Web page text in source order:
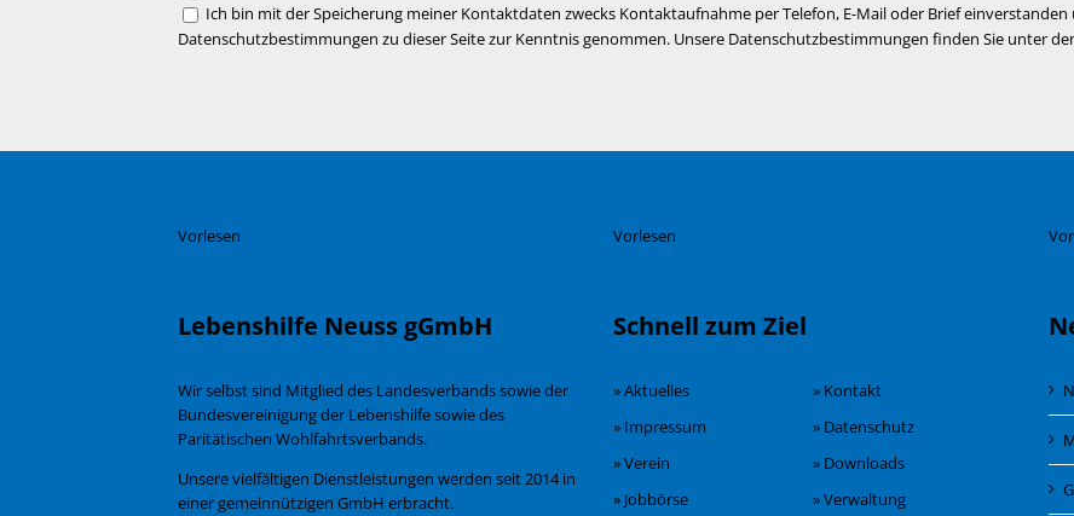
Ich bin mit der Speicherung meiner Kontaktdaten zwecks Kontaktaufnahme per Telefon, E-Mail oder Brief
Datenschutzbestimmungen zu dieser Seite zur Kenntnis genommen. Unsere Datenschutzbestimmungen finden Sie unter
Vorlesen
Lebenshilfe Neuss gGmbH
Wir selbst sind Mitglied des Landesverbands sowie der
Bundesvereinigung der Lebenshilfe sowie des
Paritätischen Wohlfahrtsverbands.
Unsere vielfältigen Dienstleistungen werden seit 2014 in
einer gemeinnützigen GmbH erbracht.
Vorlesen
Schnell zum Ziel
» Aktuelles
» Kontakt
» Impressum
» Datenschutz
» Verein
» Downloads
» Jobbörse
» Verwaltung